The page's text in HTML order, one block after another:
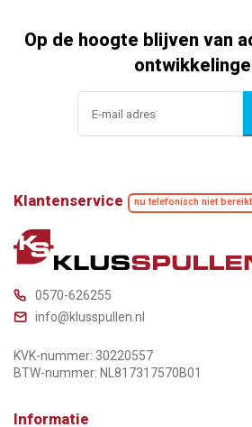
Op de hoogte blijven van
Klantenservice nu telefonisch niet
0570-626255
info@klusspullen.nl
KVK-nummer: 30220557
BTW-nummer: NL817317570B01
Informatie